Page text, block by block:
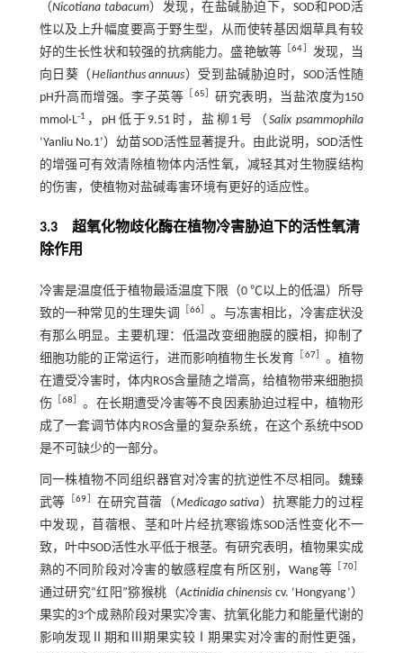
（Nicotiana tabacum）发现，在盐碱胁迫下，SOD和POD活
性以及上升幅度要高于野生型，从而使转基因烟草具有较
好的生长性状和较强的抗病能力。盛艳敏等 ［64
发现，当
向日葵（Helianthus annuus）受到盐碱胁迫时，SOD活性随
pH升高而增强。李子英等
65 ］研究表明，当盐浓度为150
mmol·L-1 ，pH低于9.51时，盐柳1号（Salix psammophila
‘Yanliu No.1’）幼苗SOD活性显著提升。由此说明，SOD活性
的增强可有效清除植物体内活性氧，减轻其对生物膜结构
的伤害，使植物对盐碱毒害环境有更好的适应性。
3.3 超氧化物歧化酶在植物冷害胁迫下的活性氧清
除作用
冷害是温度低于植物最适温度下限（0 ℃以上的低温）所导
致的一种常见的生理失调
66］ 。与冻害相比，冷害症状没
有那么明显。主要机理：低温改变细胞膜的膜相，抑制了
细胞功能的正常运行，进而影响植物生长发育
67］ 。植物
在遭受冷害时，体内ROS含量随之增高，给植物带来细胞损
伤
68
。在长期遭受冷害等不良因素胁迫过程中，植物形
成了一套调节体内ROS含量的复杂系统，在这个系统中SOD
是不可缺少的一部分。
同一株植物不同组织器官对冷害的抗逆性不尽相同。魏臻
武等 ［69 ］在研究苜蓿（Medicago sativa）抗寒能力的过程
中发现，苜蓿根、茎和叶片经抗寒锻炼SOD活性变化不一
致，叶中SOD活性水平低于根茎。有研究表明，植物果实成
熟的不同阶段对冷害的敏感程度有所区别，Wang等
70］
通过研究“红阳”猕猴桃（Actinidia chinensis cv. ‘Hongyang’）
果实的3个成熟阶段对果实冷害、抗氧化能力和能量代谢的
影响发现Ⅱ期和Ⅲ期果实较Ⅰ期果实对冷害的耐性更强，